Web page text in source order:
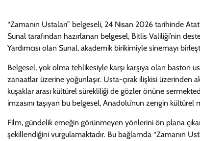
“Zamanın Ustaları” belgeseli, 24 Nisan 2026 tarihinde
Sunal tarafından hazırlanan belgesel, Bitlis Valiliği’nin
Yardımcısı olan Sunal, akademik birikimiyle sinemayı
Belgesel, yok olma tehlikesiyle karşı karşıya olan baston
zanaatlar üzerine yoğunlaşır. Usta-çırak ilişkisi üzerinden
kuşaklar arası kültürel sürekliliği de gözler önüne
imzasını taşıyan bu belgesel, Anadolu’nun zengin kültürel
Film, gündelik emeğin görünmeyen yönlerini ön plana
şekillendiğini vurgulamaktadır. Bu bağlamda “Zamanın